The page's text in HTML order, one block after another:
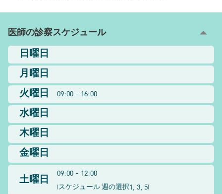
医師の診察スケジュール
日曜日
月曜日
火曜日
09:00 - 16:00
水曜日
木曜日
金曜日
土曜日
09:00 - 12:00
(スケジュール 週の選択1, 3, 5)